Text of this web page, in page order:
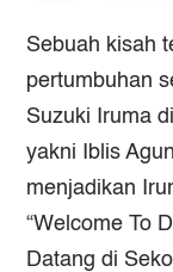
Sebuah kisah
pertumbuhan
Suzuki Iruma
yakni Iblis
menjadikan
“Welcome To
Datang di